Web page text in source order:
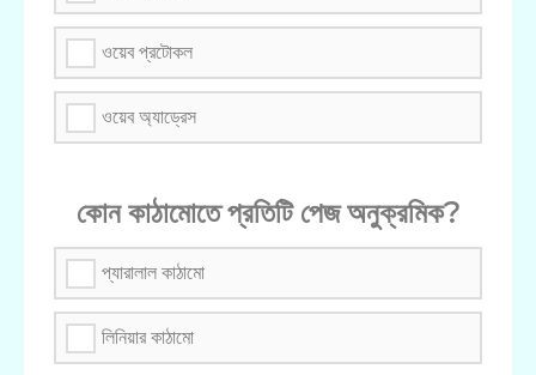
ওয়েব প্রটোকল
ওয়েব অ্যাড্রেস
কোন কাঠামোতে প্রতিটি পেজ অনুক্রমিক?
প্যারালাল কাঠামো
লিনিয়ার কাঠামো